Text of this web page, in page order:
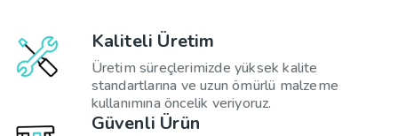
Kaliteli Üretim
Üretim süreçlerimizde yüksek kalite
standartlarına ve uzun ömürlü malzeme
kullanımına öncelik veriyoruz.
Güvenli Ürün